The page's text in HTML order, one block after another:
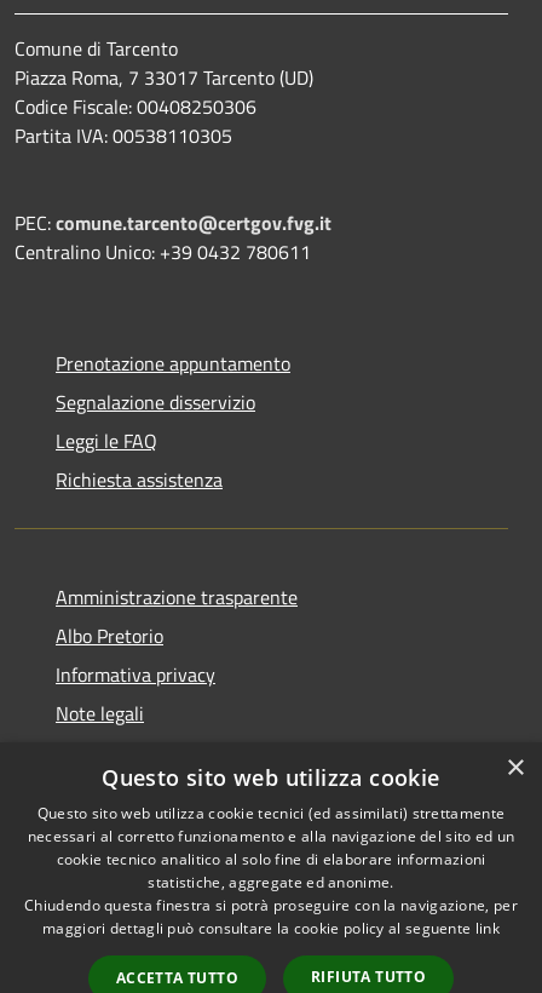
Comune di Tarcento
Piazza Roma, 7 33017 Tarcento (UD)
Codice Fiscale: 00408250306
Partita IVA: 00538110305
PEC:comune.tarcento@certgov.fvg.it
Centralino Unico: +39 0432 780611
Prenotazione appuntamento
Segnalazione disservizio
Leggi le FAQ
Richiesta assistenza
Amministrazione trasparente
Albo Pretorio
Informativa privacy
Note legali
Segnalazioni di inaccessibilità
RSS
Accessibilità
Copyright © 2026 • Comune di
Tarcento • Powered by
Municipium•
Accesso
×
Questo sito web utilizza cookie
Questo sito web utilizza cookie tecnici (ed assimilati) strettamente
necessari al corretto funzionamento e alla navigazione del sito ed un
cookie tecnico analitico al solo fine di elaborare informazioni
statistiche, aggregate ed anonime.
Chiudendo questa finestra si potrà proseguire con la navigazione, per
maggiori dettagli può consultare la cookie policy al seguente link
ACCETTA TUTTO RIFIUTA TUTTO